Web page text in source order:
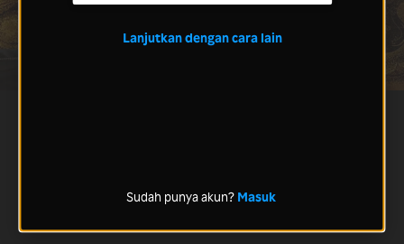
Lanjutkan dengan cara lain
Sudah punya akun? Masuk